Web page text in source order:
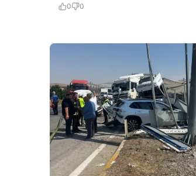
0 0